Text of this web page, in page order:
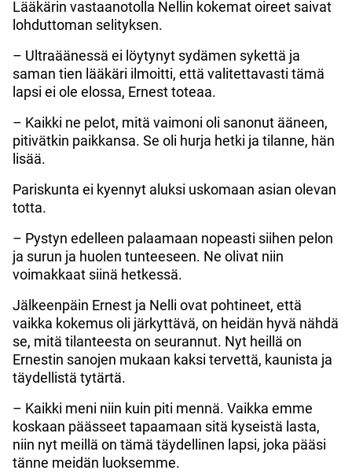
Lääkärin vastaanotolla Nellin kokemat oireet saivat
lohduttoman selityksen.
– Ultraäänessä ei löytynyt sydämen sykettä ja
saman tien lääkäri ilmoitti, että valitettavasti tämä
lapsi ei ole elossa, Ernest toteaa.
– Kaikki ne pelot, mitä vaimoni oli sanonut ääneen,
pitivätkin paikkansa. Se oli hurja hetki ja tilanne, hän
lisää.
Pariskunta ei kyennyt aluksi uskomaan asian olevan
totta.
– Pystyn edelleen palaamaan nopeasti siihen pelon
ja surun ja huolen tunteeseen. Ne olivat niin
voimakkaat siinä hetkessä.
Jälkeenpäin Ernest ja Nelli ovat pohtineet, että
vaikka kokemus oli järkyttävä, on heidän hyvä nähdä
se, mitä tilanteesta on seurannut. Nyt heillä on
Ernestin sanojen mukaan kaksi tervettä, kaunista ja
täydellistä tytärtä.
– Kaikki meni niin kuin piti mennä. Vaikka emme
koskaan päässeet tapaamaan sitä kyseistä lasta,
niin nyt meillä on tämä täydellinen lapsi, joka pääsi
tänne meidän luoksemme.